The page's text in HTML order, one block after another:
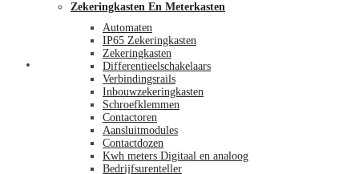
Zekeringkasten En Meterkasten
Automaten
IP65 Zekeringkasten
Zekeringkasten
Differentieelschakelaars
Verbindingsrails
Inbouwzekeringkasten
Schroefklemmen
Contactoren
Aansluitmodules
Contactdozen
Kwh meters Digitaal en analoog
Bedrijfsurenteller